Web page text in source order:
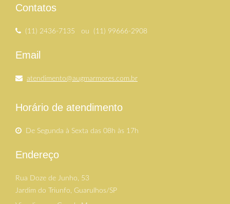
Contatos
(11) 2436-7135 ou (11) 99666-2908
Email
atendimento@augmarmores.com.br
Horário de atendimento
De Segunda à Sexta das 08h às 17h
Endereço
Rua Doze de Junho, 53
Jardim do Triunfo, Guarulhos/SP